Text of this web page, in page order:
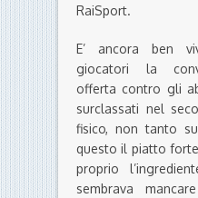
RaiSport.
E’ ancora ben
giocatori la
offerta contro gli
surclassati nel
fisico, non tanto
questo il piatto
proprio
sembrava